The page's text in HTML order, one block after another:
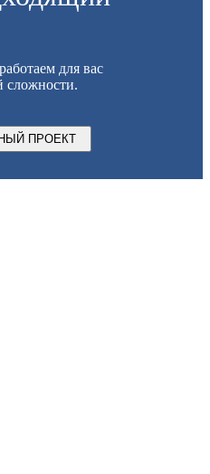
для вас
сложности.
ПРОЕКТ